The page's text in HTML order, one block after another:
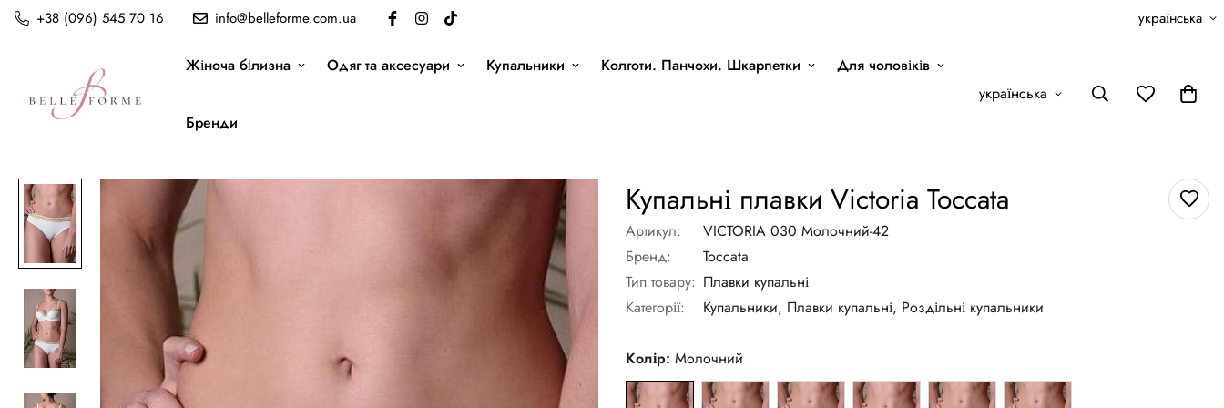
+38 (096) 545 70 16 info@belleforme.com.ua українська
Жіноча білизна Одяг та аксесуари Купальники Колготи. Панчохи. Шкарпетки Для чоловіків
Бренди
українська
Купальні плавки Victoria Toccata
Купальні плавки Victoria Toccata
Артикул:
VICTORIA 030 Молочний-42
Бренд:
Toccata
Тип товару: Плавки купальні
Категорії:
Купальники, Плавки купальні, Роздільні купальники
Колір: Молочний